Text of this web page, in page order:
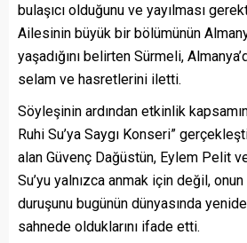
bulaşıcı olduğunu ve yayılması
Ailesinin büyük bir bölümünün
yaşadığını belirten Sürmeli,
selam ve hasretlerini iletti.
Söyleşinin ardından etkinlik
Ruhi Su’ya Saygı Konseri”
alan Güvenç Dağüstün, Eylem Pelit
Su’yu yalnızca anmak için değil,
duruşunu bugünün dünyasında
sahnede olduklarını ifade etti.